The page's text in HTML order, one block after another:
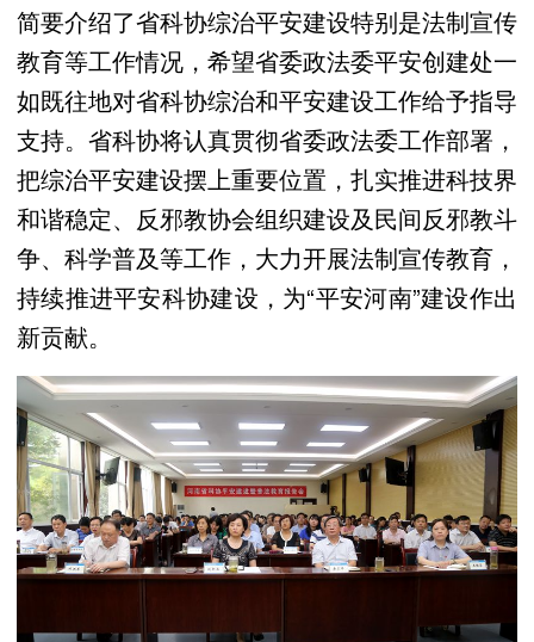
简要介绍了省科协综治平安建设特别是法制宣传
教育等工作情况，希望省委政法委平安创建处一
如既往地对省科协综治和平安建设工作给予指导
支持。省科协将认真贯彻省委政法委工作部署，
把综治平安建设摆上重要位置，扎实推进科技界
和谐稳定、反邪教协会组织建设及民间反邪教斗
争、科学普及等工作，大力开展法制宣传教育，
持续推进平安科协建设，为“平安河南”建设作出
新贡献。